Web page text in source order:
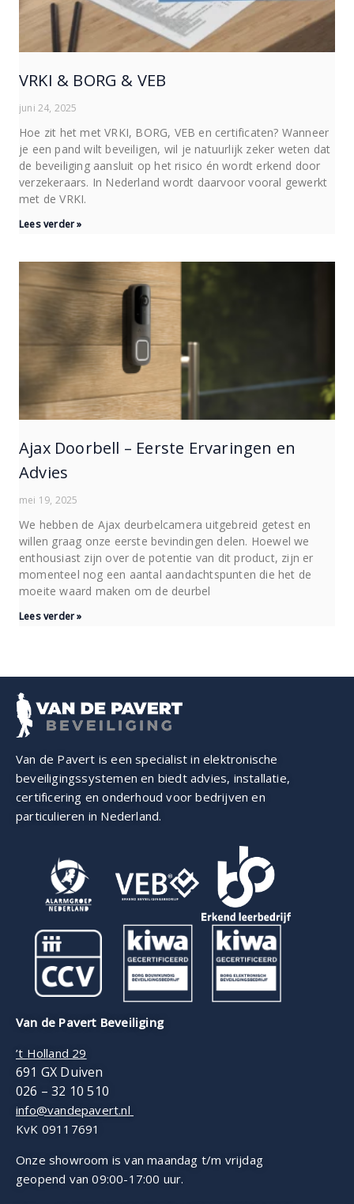
VRKI & BORG & VEB
juni 24, 2025
Hoe zit het met VRKI, BORG, VEB en certificaten? Wanneer
je een pand wilt beveiligen, wil je natuurlijk zeker weten dat
de beveiliging aansluit op het risico én wordt erkend door
verzekeraars. In Nederland wordt daarvoor vooral gewerkt
met de VRKI.
Lees verder »
Ajax Doorbell – Eerste Ervaringen en
Advies
mei 19, 2025
We hebben de Ajax deurbelcamera uitgebreid getest en
willen graag onze eerste bevindingen delen. Hoewel we
enthousiast zijn over de potentie van dit product, zijn er
momenteel nog een aantal aandachtspunten die het de
moeite waard maken om de deurbel
Lees verder »
Van de Pavert is een specialist in elektronische
beveiligings­systemen en biedt advies, installatie,
certificering en onderhoud voor bedrijven en
particulieren in Nederland.
Van de Pavert Beveiliging
’t Holland 29
691 GX Duiven
026 – 32 10 510
info@vandepavert.nl
KvK 09117691
Onze showroom is van maandag t/m vrijdag
geopend van 09:00-17:00 uur.